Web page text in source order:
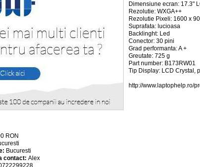
Dimensiune ecran: 17.3"
Rezolutie: WXGA++
Rezolutie Pixeli: 1600 x
Suprafata: lucioasa
Backlinght: Led
Conector: 30 pini
Grad performanta: A +
Greutate: 725 g
Part number: B173RW01
Tip Display: LCD Crystal,
http://www.laptophelp.ro/
RON
Bucuresti
contact: Alex